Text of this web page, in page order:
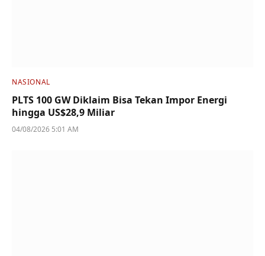
NASIONAL
PLTS 100 GW Diklaim Bisa Tekan Impor Energi
hingga US$28,9 Miliar
04/08/2026 5:01 AM